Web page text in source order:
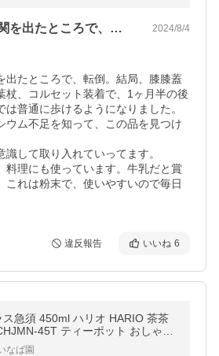
昨年秋、慌てて玄関を出たところで、転倒… 2024/8/4
出たところで、転倒。結局、膝膝蓋
杖、コルセット装着で、1ヶ月半の後
は普通に歩けるようになりました。
ウム不足を知って、この品を見つけ
して取り入れていってます。
料理にも使っています。牛乳だと賞
これは粉末で、使いやすいので毎日
違反報告 いいね 6
ス急須 450ml ハリオ HARIO 茶茶
45T ティーポット おしゃれ
ポイント消化
なば園